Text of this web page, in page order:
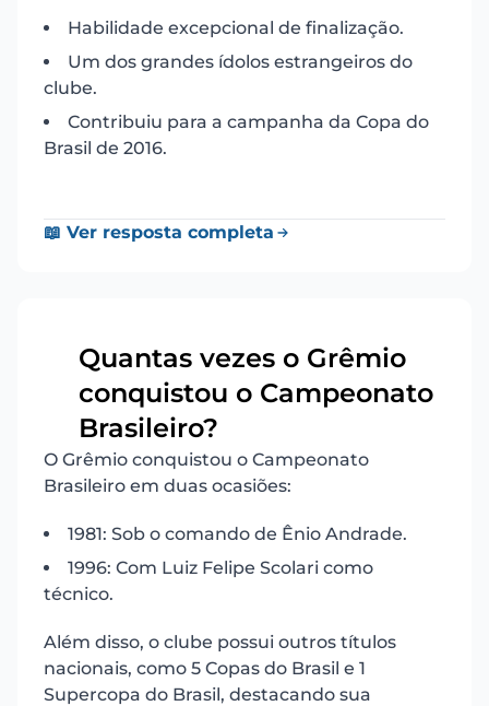
Habilidade excepcional de finalização.
Um dos grandes ídolos estrangeiros do
clube.
Contribuiu para a campanha da Copa do
Brasil de 2016.
📖 Ver resposta completa
Quantas vezes o Grêmio
conquistou o Campeonato
Brasileiro?
O Grêmio conquistou o Campeonato
Brasileiro em duas ocasiões:
1981: Sob o comando de Ênio Andrade.
1996: Com Luiz Felipe Scolari como
técnico.
Além disso, o clube possui outros títulos
nacionais, como 5 Copas do Brasil e 1
Supercopa do Brasil, destacando sua